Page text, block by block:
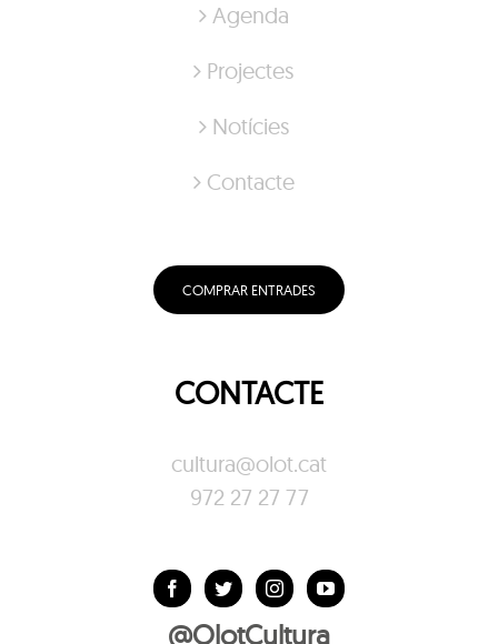
Agenda
Projectes
Notícies
Contacte
COMPRAR ENTRADES
CONTACTE
cultura@olot.cat
972 27 27 77
@OlotCultura